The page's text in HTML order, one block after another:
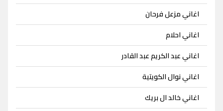
اغاني مزعل فرحان
اغاني احلام
اغاني عبد الكريم عبد القادر
اغاني نوال الكويتية
اغاني خالد ال بريك